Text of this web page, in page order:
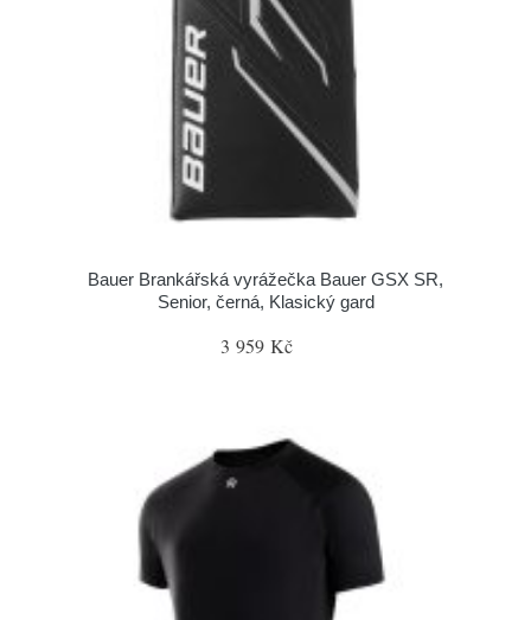
Bauer Brankářská vyrážečka Bauer GSX SR,
Senior, černá, Klasický gard
3 959 Kč